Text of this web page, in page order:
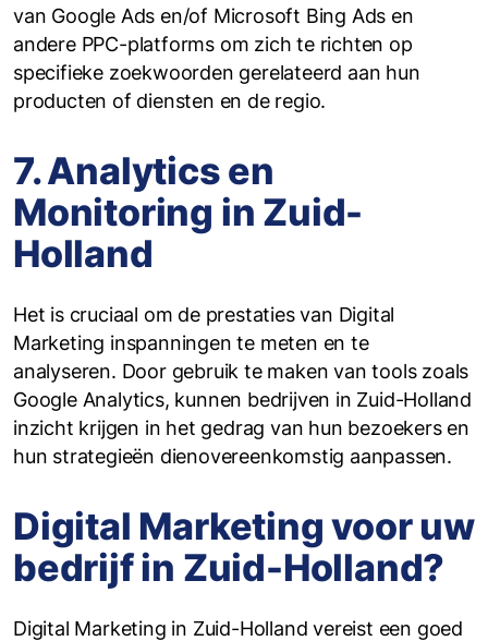
van Google Ads en/of Microsoft Bing Ads en
andere PPC-platforms om zich te richten op
specifieke zoekwoorden gerelateerd aan hun
producten of diensten en de regio.
7. Analytics en
Monitoring in Zuid-
Holland
‍Het is cruciaal om de prestaties van Digital
Marketing inspanningen te meten en te
analyseren. Door gebruik te maken van tools zoals
Google Analytics, kunnen bedrijven in Zuid-Holland
inzicht krijgen in het gedrag van hun bezoekers en
hun strategieën dienovereenkomstig aanpassen.
Digital Marketing voor uw
bedrijf in Zuid-Holland?
Digital Marketing in Zuid-Holland vereist een goed